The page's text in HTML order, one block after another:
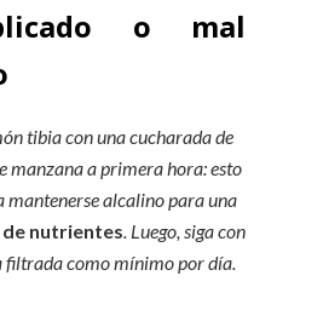
o mal
tibia con una cucharada de
manzana a primera hora: esto
mantenerse alcalino para una
nutrientes . Luego, siga con
filtrada como mínimo por día.